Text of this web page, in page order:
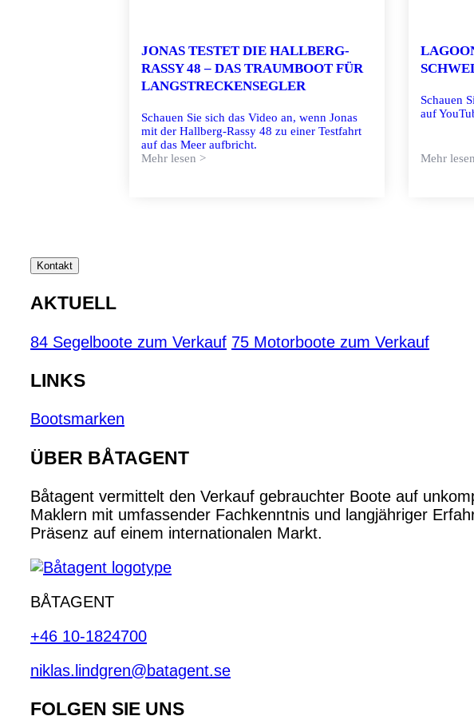
JONAS TESTET DIE HALLBERG-
RASSY 48 – DAS TRAUMBOOT FÜR
LANGSTRECKENSEGLER
Schauen Sie sich das Video an, wenn Jonas
mit der Hallberg-Rassy 48 zu einer Testfahrt
auf das Meer aufbricht.
Mehr lesen >
Schauen
auf
Mehr
Kontakt
AKTUELL
84 Segelboote zum Verkauf 75 Motorboote zum Verkauf
LINKS
Bootsmarken
ÜBER BÅTAGENT
Båtagent vermittelt den Verkauf gebrauchter Boote auf
Maklern mit umfassender Fachkenntnis und langjähriger
Präsenz auf einem internationalen Markt.
BÅTAGENT
+46 10-1824700
niklas.lindgren@batagent.se
FOLGEN SIE UNS